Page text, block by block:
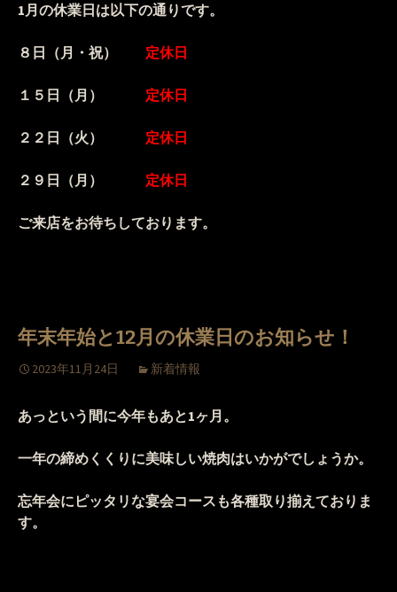
1月の休業日は以下の通りです。
８日（月・祝） 定休日
１５日（月） 定休日
２２日（火） 定休日
２９日（月） 定休日
ご来店をお待ちしております。
年末年始と12月の休業日のお知らせ！
2023年11月24日 新着情報
あっという間に今年もあと1ヶ月。
一年の締めくくりに美味しい焼肉はいかがでしょうか。
忘年会にピッタリな宴会コースも各種取り揃えておりま
す。